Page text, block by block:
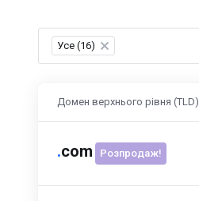
Усе (16) ×
Домен верхнього рівня (TLD)
.com Розпродаж!